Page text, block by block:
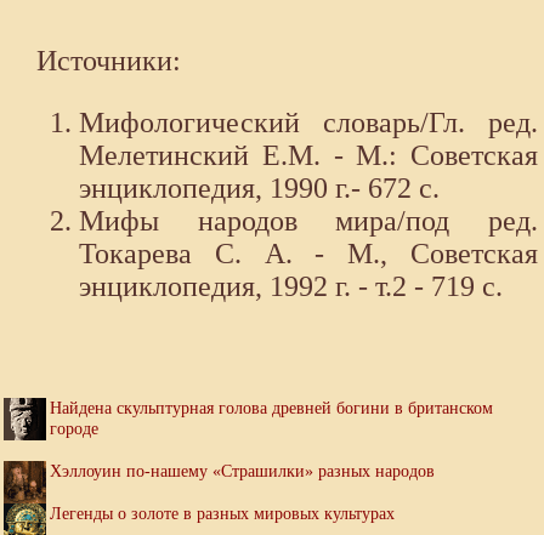
Источники:
Мифологический словарь/Гл. ред.
Мелетинский Е.М. - М.: Советская
энциклопедия, 1990 г.- 672 с.
Мифы народов мира/под ред.
Токарева С. А. - М., Советская
энциклопедия, 1992 г. - т.2 - 719 с.
Найдена скульптурная голова древней богини в британском
городе
Хэллоуин по-нашему «Страшилки» разных народов
Легенды о золоте в разных мировых культурах